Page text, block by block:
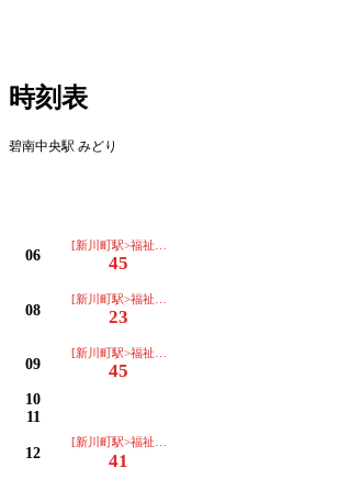
時刻表
碧南中央駅 みどり
06
[新川町駅>福祉センター>明石公園>北新川駅>西
45
08
[新川町駅>福祉センター>明石公園>北新川駅>西
23
09
[新川町駅>福祉センター>明石公園>北新川駅>西
45
10
11
12
[新川町駅>福祉センター>明石公園>北新川駅>西
41